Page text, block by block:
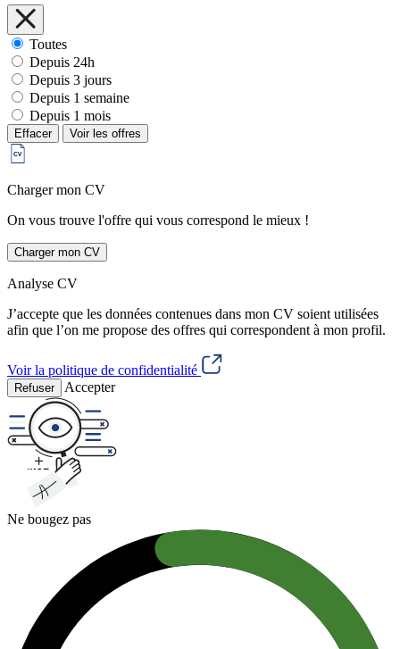
Toutes
Depuis 24h
Depuis 3 jours
Depuis 1 semaine
Depuis 1 mois
Effacer Voir les offres
Charger mon CV
On vous trouve l'offre qui vous correspond le mieux !
Charger mon CV
Analyse CV
J’accepte que les données contenues dans mon CV soient utilisées
afin que l’on me propose des offres qui correspondent à mon profil.
Voir la politique de confidentialité
Refuser Accepter
Ne bougez pas